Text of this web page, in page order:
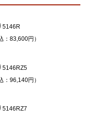
5146R
：83,600円）
5146RZ5
：96,140円）
5146RZ7